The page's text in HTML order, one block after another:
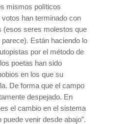
mismos políticos
han terminado con
(esos seres molestos que
Están haciendo lo
por el método de
poetas han sido
en los que su
De forma que el campo
despejado. En
el cambio en el sistema
puede venir desde abajo”.